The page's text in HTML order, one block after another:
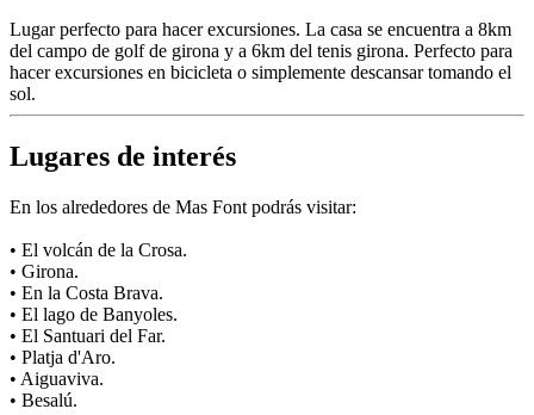
Lugar perfecto para hacer excursiones. La casa se encuentra a 8km
del campo de golf de girona y a 6km del tenis girona. Perfecto para
hacer excursiones en bicicleta o simplemente descansar tomando el
sol.
Lugares de interés
En los alrededores de Mas Font podrás visitar:
• El volcán de la Crosa.
• Girona.
• En la Costa Brava.
• El lago de Banyoles.
• El Santuari del Far.
• Platja d'Aro.
• Aiguaviva.
• Besalú.